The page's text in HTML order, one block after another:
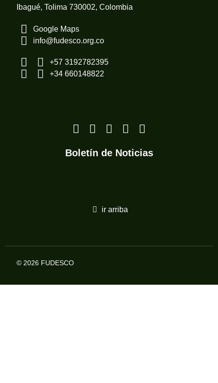
Ibagué, Tolima 730002, Colombia
Google Maps
info@fudesco.org.co
+57 3192782395
+34 660148822
Boletín de Noticias
ir arriba
© 2026 FUDESCO